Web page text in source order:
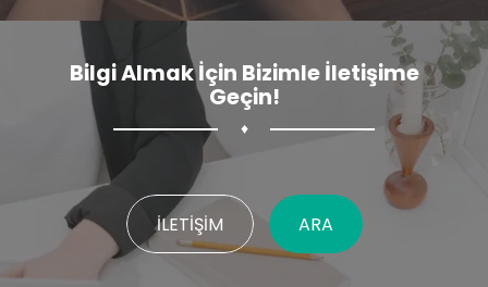
Bilgi Almak İçin Bizimle İletişime
Geçin!
♦
İLETIŞIM ARA